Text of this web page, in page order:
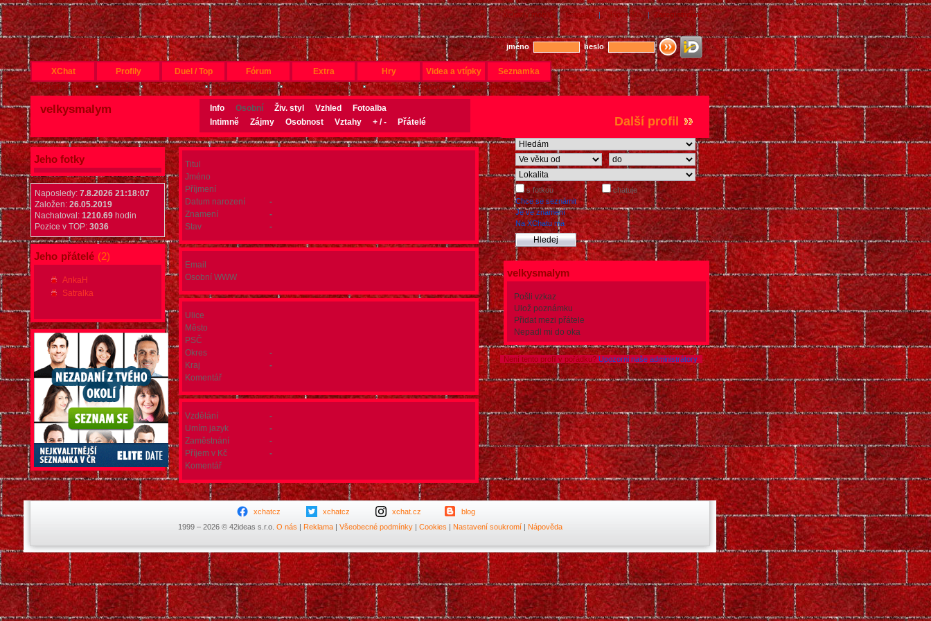
XChat v mobilu| Fotoalba|Nápověda|Zaregistrovat
jméno heslo
XChat Profily Duel / Top Fórum Extra Hry Videa a vtípky Seznamka
Náhodné profily Nováčci Najdi uživatele Najdi certifikátora Najdi administrátora Najdi stálého správce Najdi podle emailu
velkysmalym Info Osobní Živ. styl Vzhled
Fotoalba
Intimně
Zájmy Osobnost Vztahy + / - Přátelé Další profil
Jeho fotky
Naposledy: 7.8.2026 21:18:07
Založen: 26.05.2019
Nachatoval: 1210.69 hodin
Pozice v TOP: 3036
Jeho přátelé (2)
AnkaH
Satralka
Titul
Jméno
Příjmení
Datum narození
-
Znamení
-
Stav
-
Email
Osobní WWW
Ulice
Město
PSČ
Okres
-
Kraj
-
Komentář
Vzdělání
-
Umím jazyk
-
Zaměstnání
-
Příjem v Kč
-
Komentář
s fotkou
chatuje
Chce se seznámit
Je ve znamení
Na XChatu má
velkysmalym
Pošli vzkaz
Ulož poznámku
Přidat mezi přátele
Nepadl mi do oka
Není tento profil v pořádku? Upozorni naše administrátory.
xchatcz xchatcz xchat.cz
blog
1999 – 2026 © 42ideas s.r.o. O nás | Reklama| Všeobecné podmínky| Cookies | Nastavení soukromí| Nápověda